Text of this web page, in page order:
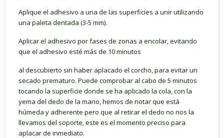
Aplique el adhesivo a una de las superficies a unir utilizando
una paleta dentada (3-5 mm).
Aplicar el adhesivo por fases de zonas a encolar, evitando
que el adhesivo esté más de 10 minutos
al descubierto sin haber aplacado el corcho, para evitar un
secado prematuro. Puede comprobar al cabo de 5 minutos
tocando la superficie donde se ha aplicado la cola, con la
yema del dedo de la mano, hemos de notar que está
húmeda y adherente pero que al retirar el dedo no nos la
llevamos del soporte, este es el momento preciso para
aplacar de inmediato.